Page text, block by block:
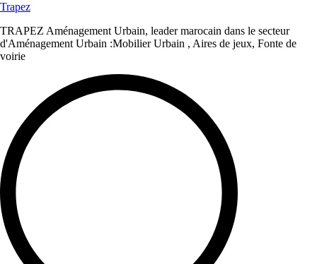
Trapez
TRAPEZ Aménagement Urbain, leader marocain dans le secteur
d'Aménagement Urbain :Mobilier Urbain , Aires de jeux, Fonte de
voirie